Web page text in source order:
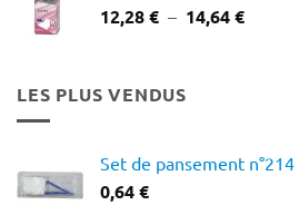
12,28€ – 14,64€Plage
LES PLUS VENDUS
Set de pansement n°214
0,64€